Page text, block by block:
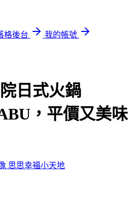
格後台
我的帳號
日式火鍋
，平價又美味
思思幸福小天地